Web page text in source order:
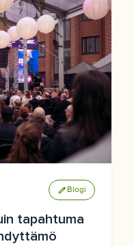
edit Blogi
tapahtuma